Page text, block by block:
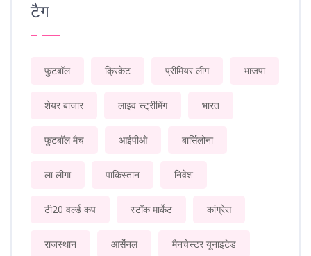
टैग
फुटबॉल क्रिकेट प्रीमियर लीग भाजपा
शेयर बाजार लाइव स्ट्रीमिंग भारत
फुटबॉल मैच आईपीओ बार्सिलोना
ला लीगा पाकिस्तान निवेश
टी20 वर्ल्ड कप स्टॉक मार्केट कांग्रेस
राजस्थान आर्सेनल मैनचेस्टर यूनाइटेड